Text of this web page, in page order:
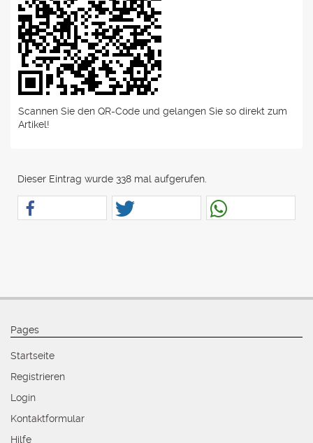
Scannen Sie den QR-Code und gelangen Sie so direkt zum
Artikel!
Dieser Eintrag wurde 338 mal aufgerufen.
Pages
Startseite
Registrieren
Login
Kontaktformular
Hilfe